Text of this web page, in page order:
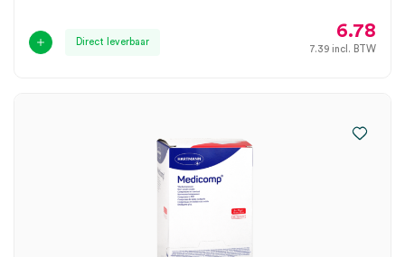
Direct leverbaar
6.78
7.39 incl. BTW